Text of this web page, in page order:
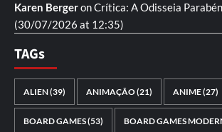
Karen BergeronCrítica: A Odisseia
(30/07/2026 at 12:35)
TAGs
ALIEN(39) ANIMAÇÃO(21) ANIME(27)
BOARD GAMES(53) BOARD GAMES